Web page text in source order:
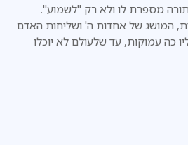
מספרת לו ולא רק "לשמוע".
המושג של אחדות ה' ושליחות האדם
כה עמוקות, עד שלעולם לא יוכלו